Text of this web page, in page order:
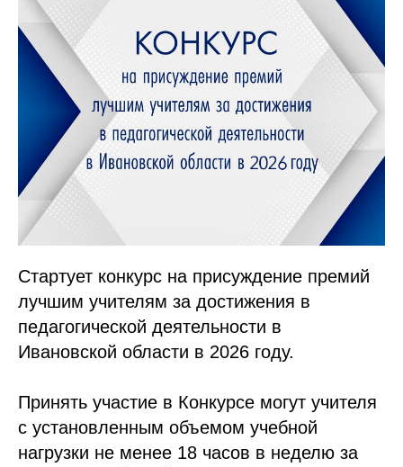
Стартует конкурс на присуждение премий
лучшим учителям за достижения в
педагогической деятельности в
Ивановской области в 2026 году.
Принять участие в Конкурсе могут учителя
с установленным объемом учебной
нагрузки не менее 18 часов в неделю за